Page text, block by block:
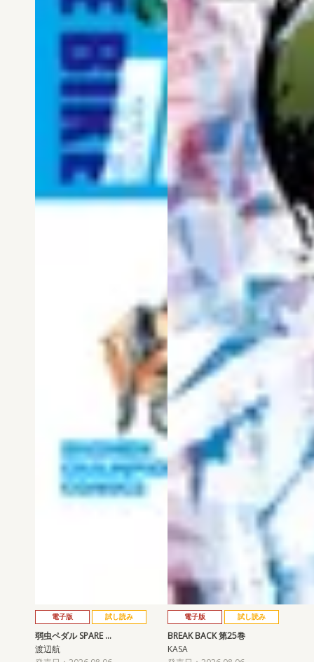
電子版 試し読み
弱虫ペダル SPARE …
渡辺航
電子版 試し読み
BREAK BACK 第25巻
KASA